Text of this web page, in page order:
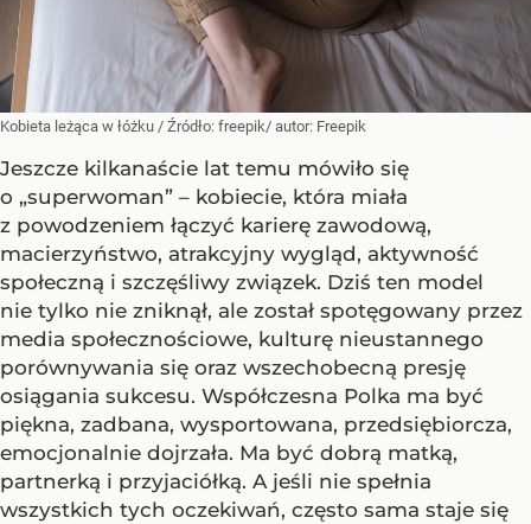
Kobieta leżąca w łóżku / Źródło: freepik/ autor: Freepik
Jeszcze kilkanaście lat temu mówiło się
o „superwoman” – kobiecie, która miała
z powodzeniem łączyć karierę zawodową,
macierzyństwo, atrakcyjny wygląd, aktywność
społeczną i szczęśliwy związek. Dziś ten model
nie tylko nie zniknął, ale został spotęgowany przez
media społecznościowe, kulturę nieustannego
porównywania się oraz wszechobecną presję
osiągania sukcesu. Współczesna Polka ma być
piękna, zadbana, wysportowana, przedsiębiorcza,
emocjonalnie dojrzała. Ma być dobrą matką,
partnerką i przyjaciółką. A jeśli nie spełnia
wszystkich tych oczekiwań, często sama staje się